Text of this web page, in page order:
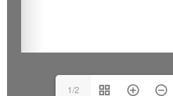
1/2